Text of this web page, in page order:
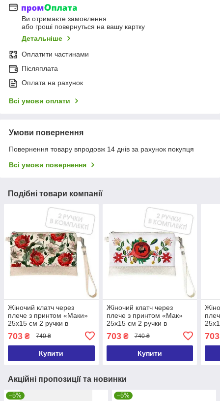
Ви отримаєте замовлення
або гроші повернуться на вашу картку
Детальніше
Оплатити частинами
Післяплата
Оплата на рахунок
Всі умови оплати
Умови повернення
Повернення товару впродовж 14 днів за рахунок покупця
Всі умови повернення
Подібні товари компанії
Жіночий клатч через
плече з принтом «Маки»
25х15 см 2 ручки в
703 ₴ 740 ₴
Купити
Жіночий клатч через
плече з принтом «Мак»
25х15 см 2 ручки в
703₴ 740 ₴
Купити
703
Акційні пропозиції та новинки
–5% –5%